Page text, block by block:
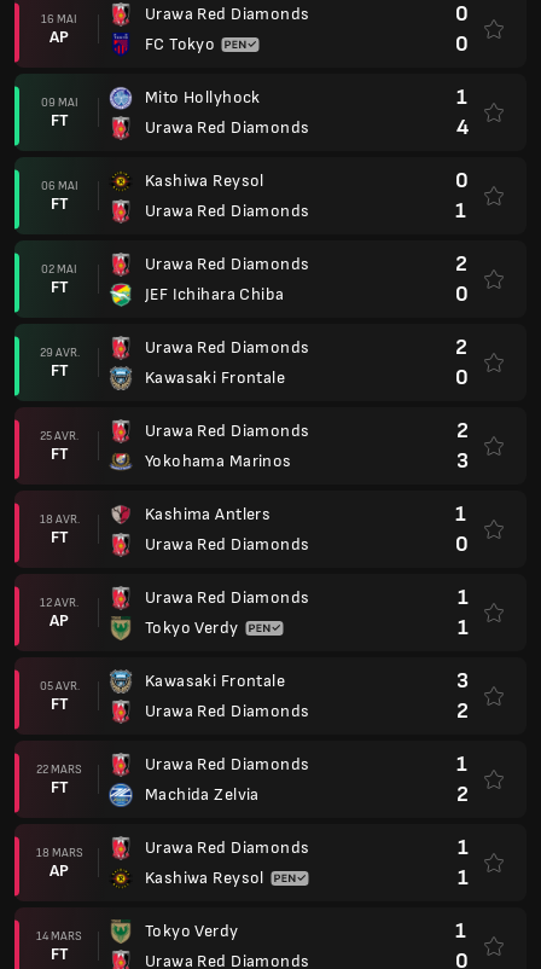
16 MAI
AP
Urawa Red Diamonds
FC Tokyo
0
0
09 MAI
FT
Mito Hollyhock
Urawa Red Diamonds
1
4
06 MAI
FT
Kashiwa Reysol
Urawa Red Diamonds
0
1
02 MAI
FT
Urawa Red Diamonds
JEF Ichihara Chiba
2
0
29 AVR.
FT
Urawa Red Diamonds
Kawasaki Frontale
2
0
25 AVR.
FT
Urawa Red Diamonds
Yokohama Marinos
2
3
18 AVR.
FT
Kashima Antlers
Urawa Red Diamonds
1
0
12 AVR.
AP
Urawa Red Diamonds
Tokyo Verdy
1
1
05 AVR.
FT
Kawasaki Frontale
Urawa Red Diamonds
3
2
22 MARS
FT
Urawa Red Diamonds
Machida Zelvia
1
2
18 MARS
AP
Urawa Red Diamonds
Kashiwa Reysol
1
1
14 MARS
FT
Tokyo Verdy
Urawa Red Diamonds
1
0